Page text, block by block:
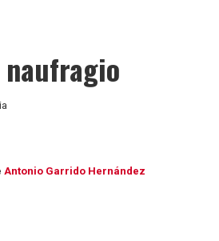
naufragio
Antonio Garrido Hernández